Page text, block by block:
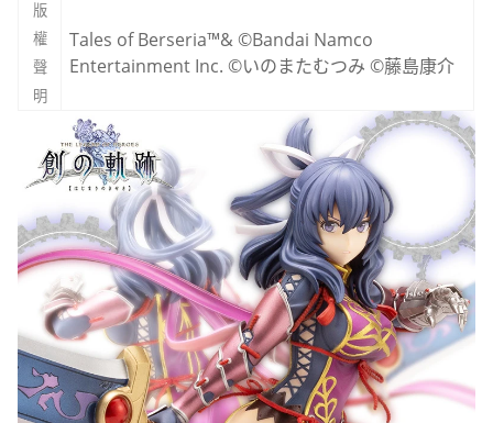
版
權
聲
明
Tales of Berseria™& ©Bandai Namco
Entertainment Inc. ©いのまたむつみ ©藤島康介